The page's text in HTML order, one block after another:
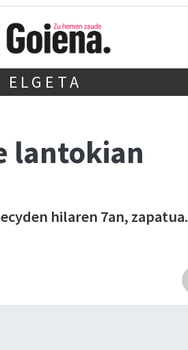
ELGETA
lantokian
hilaren 7an, zapatua.